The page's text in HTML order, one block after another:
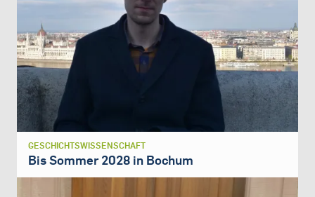
GESCHICHTSWISSENSCHAFT
Bis Sommer 2028 in Bochum